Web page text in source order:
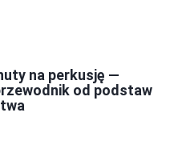
na perkusję —
od podstaw